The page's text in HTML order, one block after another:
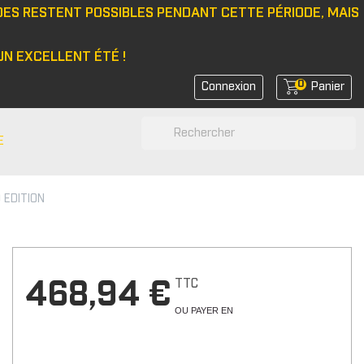
RESTENT POSSIBLES PENDANT CETTE PÉRIODE, MAIS
EXCELLENT ÉTÉ !
Connexion 0 Panier
latérale
de feux
de coin avant
bonnet
468,94 € TTC
OU PAYER EN